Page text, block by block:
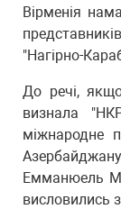
Вірменія
"Нагірно-
До речі,
визнала
міжнародне
Емманюель
висловились